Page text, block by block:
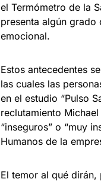
el Termómetro de la
presenta algún
emocional.
Estos antecedentes
las cuales las
en el estudio “Pulso
reclutamiento
“inseguros” o “muy
Humanos de la
El temor al qué